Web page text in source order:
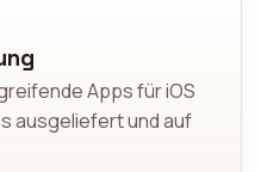
Apps für iOS
ausgeliefert und auf